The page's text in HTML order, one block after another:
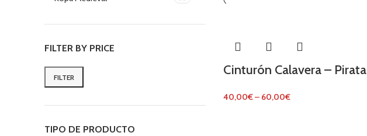
FILTER BY PRICE
Min
Max
FILTER
TIPO DE PRODUCTO
Cinturón Calavera – Pirata
40,00€– 60,00€